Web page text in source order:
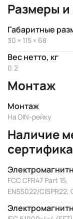
Размеры и
Габаритные
30 × 115 × 68
Вес нетто, кг
0.2
Монтаж
Монтаж
На DIN-рейку
Наличие
FCC CFR47 Part 15,
EN55022/CISPR22,